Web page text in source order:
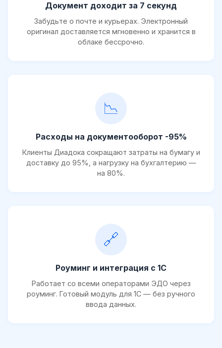
Документ доходит за 7 секунд
Забудьте о почте и курьерах. Электронный
оригинал доставляется мгновенно и хранится в
облаке бессрочно.
📉
Расходы на документооборот -95%
Клиенты Диадока сокращают затраты на бумагу и
доставку до 95%, а нагрузку на бухгалтерию —
на 80%.
🔗
Роуминг и интеграция с 1С
Работает со всеми операторами ЭДО через
роуминг. Готовый модуль для 1С — без ручного
ввода данных.